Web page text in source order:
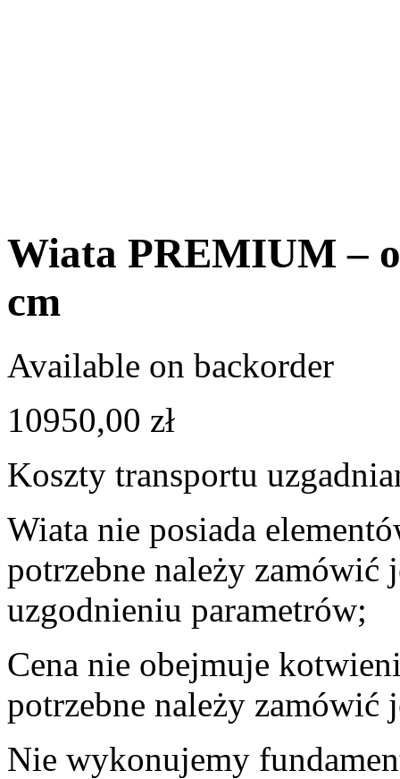
Wiata PREMIUM –
cm
Available on backorder
10950,00 zł
Koszty transportu
Wiata nie posiada
potrzebne należy zamówić
uzgodnieniu parametrów;
Cena nie obejmuje
potrzebne należy zamówić
Nie wykonujemy